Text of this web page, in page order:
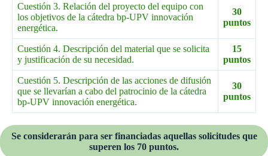
Cuestión 3. Relación del proyecto del equipo con
los objetivos de la cátedra bp-UPV innovación
energética.
30
puntos
Cuestión 4. Descripción del material que se solicita
y justificación de su necesidad.
15
puntos
Cuestión 5. Descripción de las acciones de difusión
que se llevarían a cabo del patrocinio de la cátedra
bp-UPV innovación energética.
30
puntos
Se considerarán para ser financiadas aquellas solicitudes que
superen los 70 puntos.